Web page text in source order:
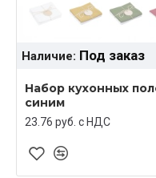
Наличие: Под заказ
Набор кухонных
синим
23.76 руб. c НДС